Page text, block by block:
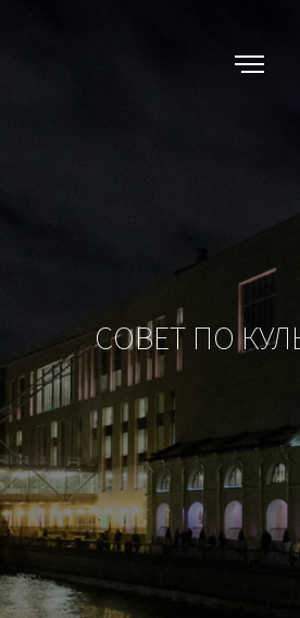
CОВЕТ ПО